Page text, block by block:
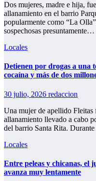
Dos mujeres, madre e hija,
allanamiento en el barrio
popularmente como “La
sospechosas presuntamente…
Locales
Detienen por drogas a una
cocaína y más de dos
30 julio, 2026 redaccion
Una mujer de apellido Fleitas
allanamiento llevado a cabo
del barrio Santa Rita.
Locales
Entre peleas y chicanas, el
avanza muy lentamente